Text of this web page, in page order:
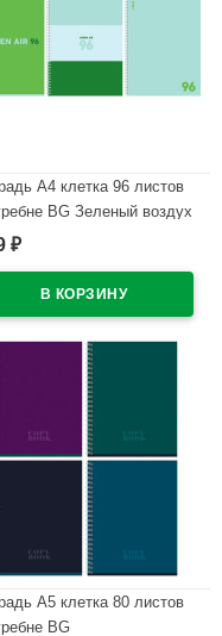
А4 клетка 96 листов
BG Зеленый воздух
ламинация ассорти
₽
А5 клетка 80 листов
BG